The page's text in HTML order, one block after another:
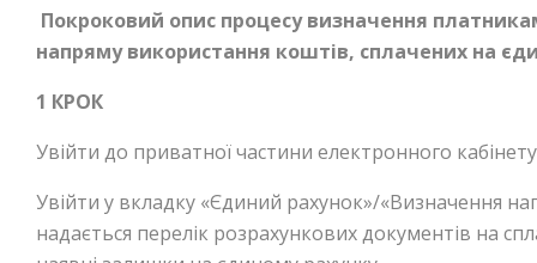
Покроковий опис процесу визначення
напряму використання коштів, сплачених на
1 КРОК
Увійти до приватної частини електронного
Увійти у вкладку «Єдиний рахунок»/«Визначення
надається перелік розрахункових документів на